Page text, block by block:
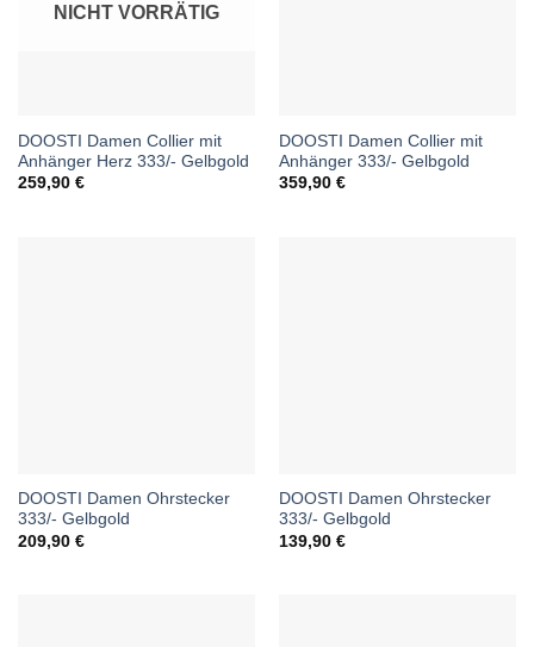
NICHT VORRÄTIG
DOOSTI Damen Collier mit
Anhänger Herz 333/- Gelbgold
259,90 €
DOOSTI Damen Collier mit
Anhänger 333/- Gelbgold
359,90 €
DOOSTI Damen Ohrstecker
333/- Gelbgold
209,90 €
DOOSTI Damen Ohrstecker
333/- Gelbgold
139,90 €